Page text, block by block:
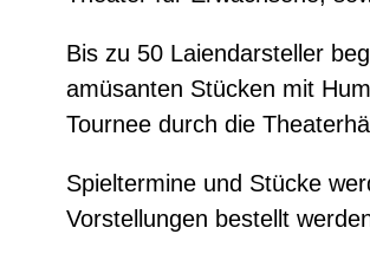
Bis zu 50 Laiendarsteller
amüsanten Stücken mit
Tournee durch die
Spieltermine und Stücke
Vorstellungen bestellt